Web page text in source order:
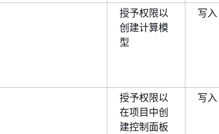
授予权限以
创建计算模
型
写入
授予权限以
在项目中创
建控制面板
写入